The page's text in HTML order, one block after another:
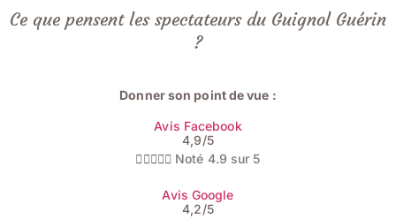
Ce que pensent les spectateurs du Guignol Guérin
?
Donner son point de vue :
Avis Facebook
4,9/5
 Noté 4.9 sur 5
Avis Google
4,2/5